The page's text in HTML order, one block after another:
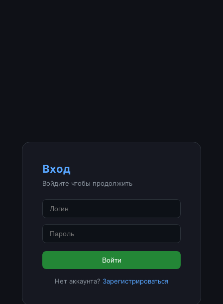
Вход
Войдите чтобы продолжить
Войти
Нет аккаунта? Зарегистрироваться